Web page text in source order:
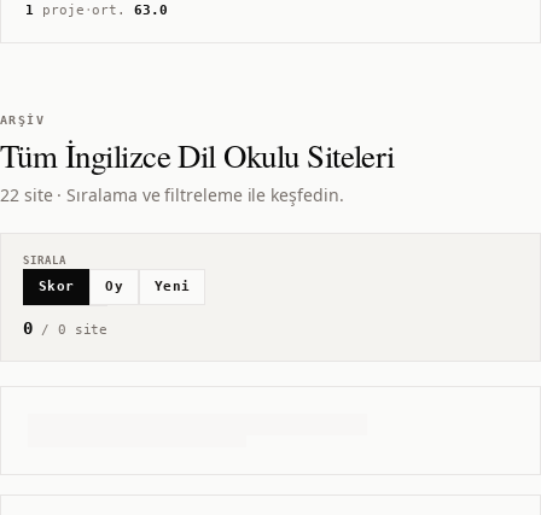
1proje ·ort.63.0
ARŞIV
Tümİngilizce Dil OkuluSiteleri
22 site · Sıralama ve filtreleme ile keşfedin.
SIRALA
Skor Oy Yeni
0/ 0 site